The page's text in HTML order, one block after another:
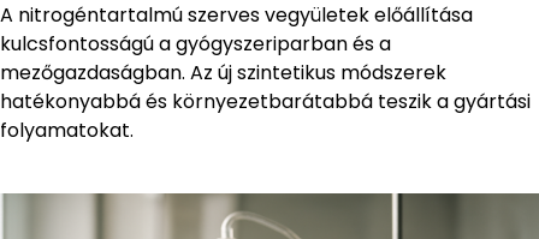
A nitrogéntartalmú szerves vegyületek előállítása
kulcsfontosságú a gyógyszeriparban és a
mezőgazdaságban. Az új szintetikus módszerek
hatékonyabbá és környezetbarátabbá teszik a gyártási
folyamatokat.